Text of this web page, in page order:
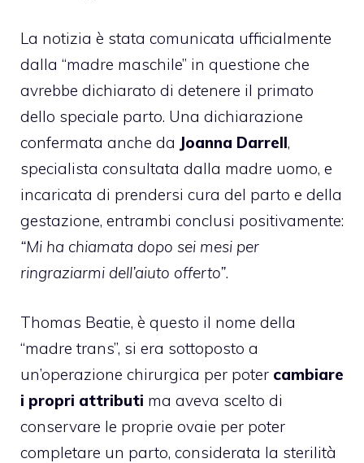
La notizia è stata comunicata ufficialmente
dalla “madre maschile” in questione che
avrebbe dichiarato di detenere il primato
dello speciale parto. Una dichiarazione
confermata anche da Joanna Darrell,
specialista consultata dalla madre uomo, e
incaricata di prendersi cura del parto e della
gestazione, entrambi conclusi positivamente:
“Mi ha chiamata dopo sei mesi per
ringraziarmi dell’aiuto offerto”.
Thomas Beatie, è questo il nome della
“madre trans”, si era sottoposto a
un’operazione chirurgica per poter cambiare
i propri attributi ma aveva scelto di
conservare le proprie ovaie per poter
completare un parto, considerata la sterilità